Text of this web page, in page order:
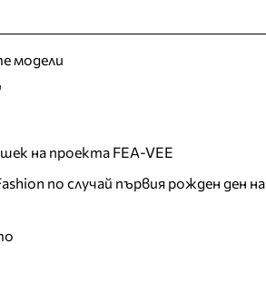
модели
на проекта FEA-VEE
по случай първия рожден ден на